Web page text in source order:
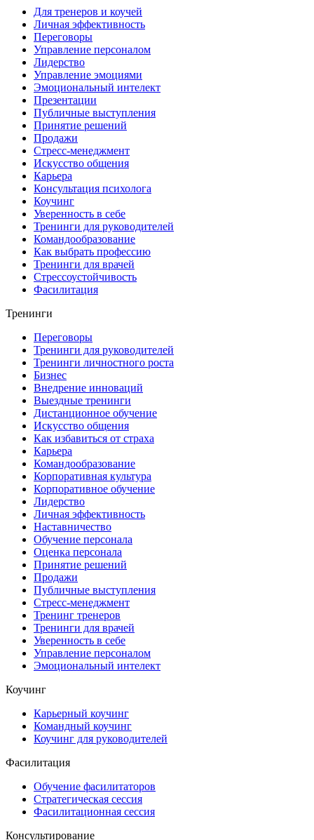
Для тренеров и коучей
Личная эффективность
Переговоры
Управление персоналом
Лидерство
Управление эмоциями
Эмоциональный интелект
Презентации
Публичные выступления
Принятие решений
Продажи
Стресс-менеджмент
Искусство общения
Карьера
Консультация психолога
Коучинг
Уверенность в себе
Тренинги для руководителей
Командообразование
Как выбрать профессию
Тренинги для врачей
Стрессоустойчивость
Фасилитация
Тренинги
Переговоры
Тренинги для руководителей
Тренинги личностного роста
Бизнес
Внедрение инноваций
Выездные тренинги
Дистанционное обучение
Искусство общения
Как избавиться от страха
Карьера
Командообразование
Корпоративная культура
Корпоративное обучение
Лидерство
Личная эффективность
Наставничество
Обучение персонала
Оценка персонала
Принятие решений
Продажи
Публичные выступления
Стресс-менеджмент
Тренинг тренеров
Тренинги для врачей
Уверенность в себе
Управление персоналом
Эмоциональный интелект
Коучинг
Карьерный коучинг
Командный коучинг
Коучинг для руководителей
Фасилитация
Обучение фасилитаторов
Стратегическая сессия
Фасилитационная сессия
Консультирование